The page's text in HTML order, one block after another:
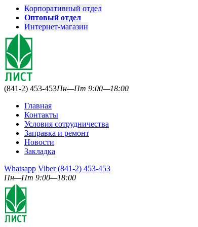
Корпоративный отдел
Оптовый отдел
Интернет-магазин
(841-2) 453-453Пн—Пт 9:00—18:00
Главная
Контакты
Условия сотрудничества
Заправка и ремонт
Новости
Закладка
Whatsapp Viber (841-2) 453-453
Пн—Пт 9:00—18:00